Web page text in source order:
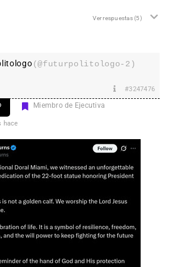
Ver respuestas(5)
(@futurpolitologo-2)
#3247476
Miembro de Ejecutiva
hace